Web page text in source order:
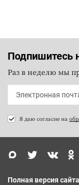
Подпишитесь
Раз в неделю мы
Я даю согласие на
Полная версия сайта